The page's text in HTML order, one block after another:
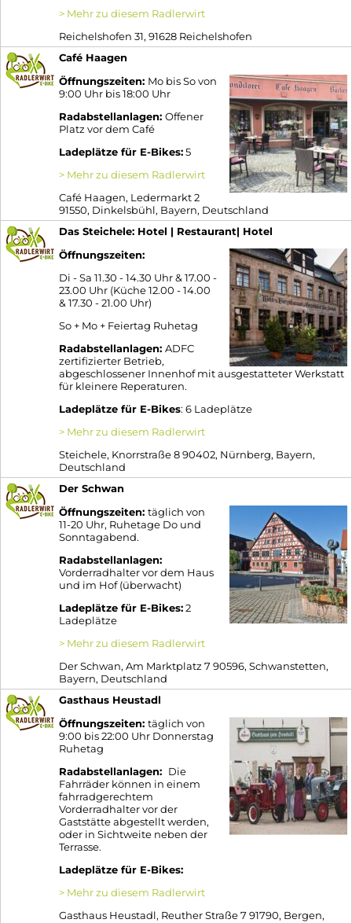
> Mehr zu diesem Radlerwirt
Reichelshofen 31, 91628 Reichelshofen
Café Haagen
Öffnungszeiten: Mo bis So von
9:00 Uhr bis 18:00 Uhr
Radabstellanlagen: Offener
Platz vor dem Café
Ladeplätze für E-Bikes:5
> Mehr zu diesem Radlerwirt
Café Haagen, Ledermarkt 2
91550, Dinkelsbühl, Bayern, Deutschland
Das Steichele: Hotel | Restaurant| Hotel
Öffnungszeiten:
Di - Sa 11.30 - 14.30 Uhr & 17.00 -
23.00 Uhr (Küche 12.00 - 14.00
& 17.30 - 21.00 Uhr)
So + Mo + Feiertag Ruhetag
Radabstellanlagen: ADFC
zertifizierter Betrieb,
abgeschlossener Innenhof mit ausgestatteter Werkstatt
für kleinere Reperaturen.
Ladeplätze für E-Bikes: 6 Ladeplätze
> Mehr zu diesem Radlerwirt
Steichele, Knorrstraße 8 90402, Nürnberg, Bayern,
Deutschland
Der Schwan
Öffnungszeiten: täglich von
11-20 Uhr, Ruhetage Do und
Sonntagabend.
Radabstellanlagen:
Vorderradhalter vor dem Haus
und im Hof (überwacht)
Ladeplätze für E-Bikes:2
Ladeplätze
> Mehr zu diesem Radlerwirt
Der Schwan, Am Marktplatz 7 90596, Schwanstetten,
Bayern, Deutschland
Gasthaus Heustadl
Öffnungszeiten: täglich von
9:00 bis 22:00 Uhr Donnerstag
Ruhetag
Radabstellanlagen: Die
Fahrräder können in einem
fahrradgerechtem
Vorderradhalter vor der
Gaststätte abgestellt werden,
oder in Sichtweite neben der
Terrasse.
Ladeplätze für E-Bikes:
> Mehr zu diesem Radlerwirt
Gasthaus Heustadl, Reuther Straße 7 91790, Bergen,